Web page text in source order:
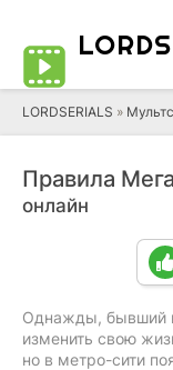
LORD
LORDSERIALS »
Правила
онлайн
Однажды, бывший
изменить свою
но в метро-сити